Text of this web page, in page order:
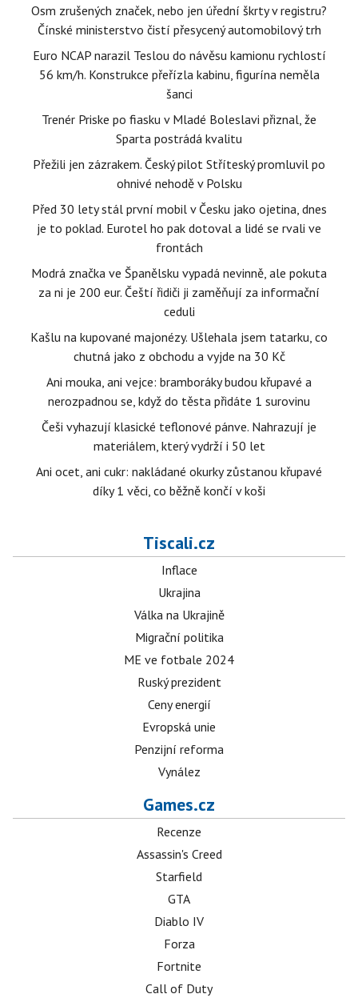
Osm zrušených značek, nebo jen úřední škrty v registru?
Čínské ministerstvo čistí přesycený automobilový trh
Euro NCAP narazil Teslou do návěsu kamionu rychlostí
56 km/h. Konstrukce přeřízla kabinu, figurína neměla
šanci
Trenér Priske po fiasku v Mladé Boleslavi přiznal, že
Sparta postrádá kvalitu
Přežili jen zázrakem. Český pilot Stříteský promluvil po
ohnivé nehodě v Polsku
Před 30 lety stál první mobil v Česku jako ojetina, dnes
je to poklad. Eurotel ho pak dotoval a lidé se rvali ve
frontách
Modrá značka ve Španělsku vypadá nevinně, ale pokuta
za ni je 200 eur. Čeští řidiči ji zaměňují za informační
ceduli
Kašlu na kupované majonézy. Ušlehala jsem tatarku, co
chutná jako z obchodu a vyjde na 30 Kč
Ani mouka, ani vejce: bramboráky budou křupavé a
nerozpadnou se, když do těsta přidáte 1 surovinu
Češi vyhazují klasické teflonové pánve. Nahrazují je
materiálem, který vydrží i 50 let
Ani ocet, ani cukr: nakládané okurky zůstanou křupavé
díky 1 věci, co běžně končí v koši
Tiscali.cz
Inflace
Ukrajina
Válka na Ukrajině
Migrační politika
ME ve fotbale 2024
Ruský prezident
Ceny energií
Evropská unie
Penzijní reforma
Vynález
Games.cz
Recenze
Assassin's Creed
Starfield
GTA
Diablo IV
Forza
Fortnite
Call of Duty